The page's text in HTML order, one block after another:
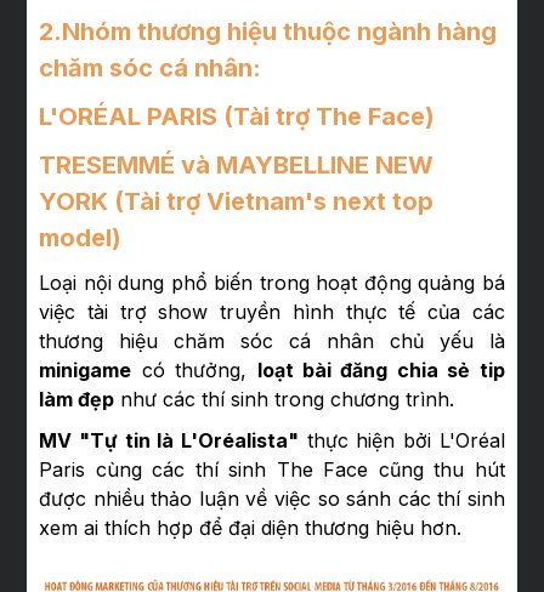
2.Nhóm thương hiệu thuộc ngành hàng
chăm sóc cá nhân:
L'ORÉAL PARIS (Tài trợ The Face)
TRESEMMÉ và MAYBELLINE NEW
YORK (Tài trợ Vietnam's next top
model)
Loại nội dung phổ biến trong hoạt động quảng bá
việc tài trợ show truyền hình thực tế của các
thương hiệu chăm sóc cá nhân chủ yếu là
minigame có thưởng, loạt bài đăng chia sẻ tip
làm đẹp như các thí sinh trong chương trình.
MV "Tự tin là L'Oréalista" thực hiện bởi L'Oréal
Paris cùng các thí sinh The Face cũng thu hút
được nhiều thảo luận về việc so sánh các thí sinh
xem ai thích hợp để đại diện thương hiệu hơn.